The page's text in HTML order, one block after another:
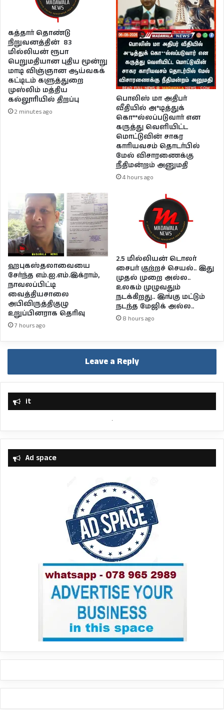
கத்தார் தொண்டு
நிறுவனத்தின் 83
மில்லியன் ரூபா
பெறுமதியான புதிய மூன்று
மாடி விஞ்ஞான ஆய்வகக்
கட்டிடம் களுத்துறை
முஸ்லிம் மத்திய
கல்லூரியில் திறப்பு
2 minutes ago
பொலிஸ் மா அதிபர்
வீதியில் அ*டித்துக்
கொ**ல்லப்படுவார் என
கருத்து வெளியிட்ட
மொட்டுவின் சாகர
காரியவசம் தொடர்பில்
மேல் விசாரணைக்கு
நீதிமன்றம் அனுமதி
4 hours ago
ஹபுகஸ்தலாவையை
சேர்ந்த எம்.ஐ.எம்.இக்ராம்,
நாவலப்பிட்டி
வைத்தியசாலை
அபிவிருத்திகுழு
உறுப்பினராக தெரிவு
7 hours ago
2.5 மில்லியன் டொலர்
சைபர் குற்றச் செயல்.. இது
முதல் முறை அல்ல..
உலகம் முழுவதும்
நடக்கிறது.. இங்கு மட்டும்
நடந்த மேஜிக் அல்ல..
8 hours ago
Leave a Reply
it
Ad space